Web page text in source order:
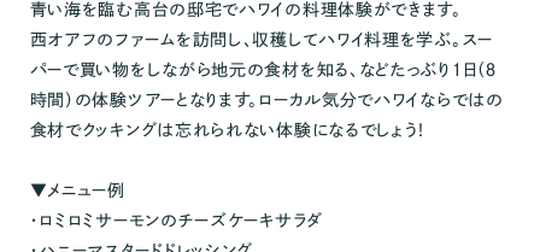
青い海を臨む高台の邸宅でハワイの料理体験ができます。
西オアフのファームを訪問し、収穫してハワイ料理を学ぶ。スー
パーで買い物をしながら地元の食材を知る、などたっぶり１日（８
時間）の体験ツアーとなります。ローカル気分でハワイならではの
食材でクッキングは忘れられない体験になるでしょう！
▼メニュー例
・ロミロミサーモンのチーズケーキサラダ